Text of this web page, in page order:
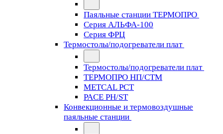
Паяльные станции ТЕРМОПРО
Серия АЛЬФА-100
Серия ФРЦ
Термостолы/подогреватели плат
Термостолы/подогреватели плат
ТЕРМОПРО НП/СТМ
METCAL PCT
PACE PH/ST
Конвекционные и термовоздушные
паяльные станции